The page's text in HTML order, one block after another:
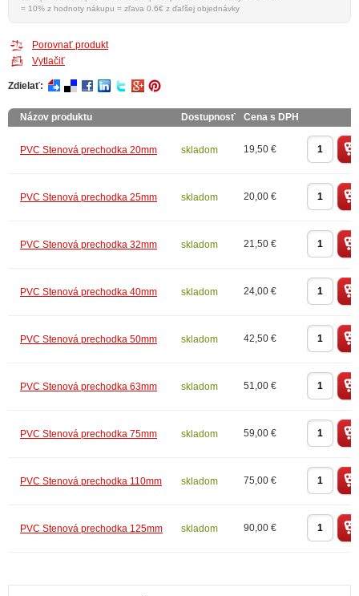
= 10% z hodnoty nákupu = zľava 0.6€ z ďaľšej objednávky
Porovnať produkt
Vytlačiť
Zdielať:
Názov produktu Dostupnosť Cena s DPH
PVC Stenová prechodka 20mm skladom 19,50 €
PVC Stenová prechodka 25mm skladom 20,00 €
PVC Stenová prechodka 32mm skladom 21,50 €
PVC Stenová prechodka 40mm skladom 24,00 €
PVC Stenová prechodka 50mm skladom 42,50 €
PVC Stenová prechodka 63mm skladom 51,00 €
PVC Stenová prechodka 75mm skladom 59,00 €
PVC Stenová prechodka 110mm skladom 75,00 €
PVC Stenová prechodka 125mm skladom 90,00 €